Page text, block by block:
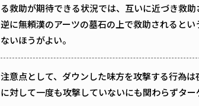
る救助が期待できる状況では、互いに近づき救助
逆に無頼漢のアーツの墓石の上で救助されると
ないほうがよい。
注意点として、ダウンした味方を攻撃する行為
に対して一度も攻撃していないにも関わらずタ